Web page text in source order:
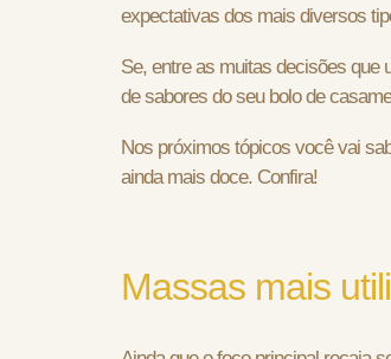
expectativas dos mais diversos
Se, entre as muitas decisões que
de sabores do seu bolo de
Nos próximos tópicos você vai
ainda mais doce. Confira!
Massas mais